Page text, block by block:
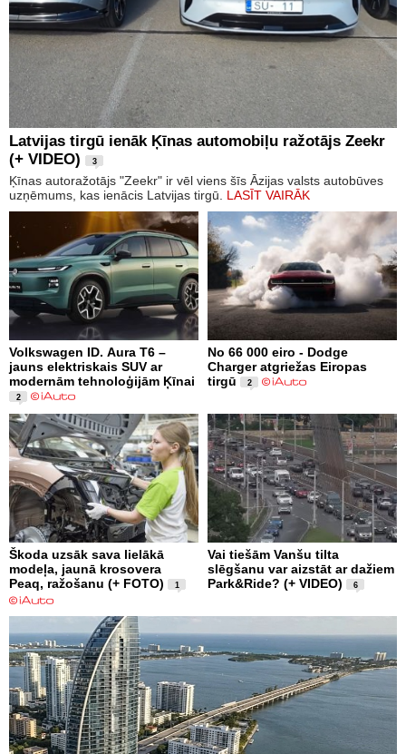
Latvijas tirgū ienāk Ķīnas automobiļu ražotājs Zeekr
(+ VIDEO)
3
Ķīnas autoražotājs "Zeekr" ir vēl viens šīs Āzijas valsts autobūves
uzņēmums, kas ienācis Latvijas tirgū. LASĪT VAIRĀK
Volkswagen ID. Aura T6 –
jauns elektriskais SUV ar
modernām tehnoloģijām Ķīnai
2
No 66 000 eiro - Dodge
Charger atgriežas Eiropas
tirgū
2
Škoda uzsāk sava lielākā
modeļa, jaunā krosovera
Peaq, ražošanu (+ FOTO)
1
Vai tiešām Vanšu tilta
slēgšanu var aizstāt ar dažiem
Park&Ride? (+ VIDEO)
6